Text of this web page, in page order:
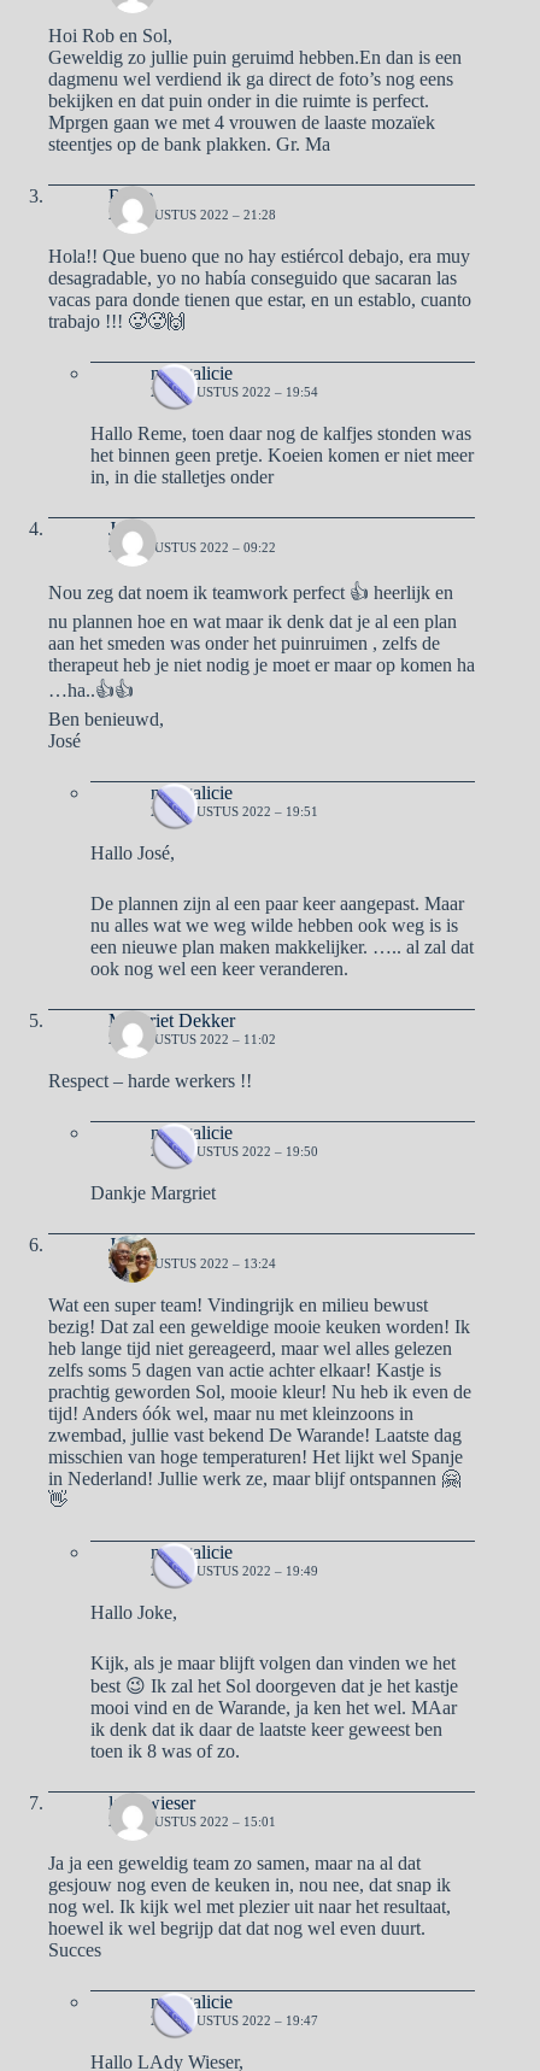
Hoi Rob en Sol,
Geweldig zo jullie puin geruimd hebben.En dan is een
dagmenu wel verdiend ik ga direct de foto’s nog eens
bekijken en dat puin onder in die ruimte is perfect.
Mprgen gaan we met 4 vrouwen de laaste mozaïek
steentjes op de bank plakken. Gr. Ma
Reme
24 AUGUSTUS 2022 – 21:28
Hola!! Que bueno que no hay estiércol debajo, era muy
desagradable, yo no había conseguido que sacaran las
vacas para donde tienen que estar, en un establo, cuanto
trabajo !!! 🥵🥵🙌
naargalicie
26 AUGUSTUS 2022 – 19:54
Hallo Reme, toen daar nog de kalfjes stonden was
het binnen geen pretje. Koeien komen er niet meer
in, in die stalletjes onder
Jose
25 AUGUSTUS 2022 – 09:22
Nou zeg dat noem ik teamwork perfect 👍 heerlijk en
nu plannen hoe en wat maar ik denk dat je al een plan
aan het smeden was onder het puinruimen , zelfs de
therapeut heb je niet nodig je moet er maar op komen ha
…ha..👍👍
Ben benieuwd,
José
naargalicie
26 AUGUSTUS 2022 – 19:51
Hallo José,
De plannen zijn al een paar keer aangepast. Maar
nu alles wat we weg wilde hebben ook weg is is
een nieuwe plan maken makkelijker. ….. al zal dat
ook nog wel een keer veranderen.
Margriet Dekker
25 AUGUSTUS 2022 – 11:02
Respect – harde werkers !!
naargalicie
26 AUGUSTUS 2022 – 19:50
Dankje Margriet
Joke
25 AUGUSTUS 2022 – 13:24
Wat een super team! Vindingrijk en milieu bewust
bezig! Dat zal een geweldige mooie keuken worden! Ik
heb lange tijd niet gereageerd, maar wel alles gelezen
zelfs soms 5 dagen van actie achter elkaar! Kastje is
prachtig geworden Sol, mooie kleur! Nu heb ik even de
tijd! Anders óók wel, maar nu met kleinzoons in
zwembad, jullie vast bekend De Warande! Laatste dag
misschien van hoge temperaturen! Het lijkt wel Spanje
in Nederland! Jullie werk ze, maar blijf ontspannen 🤗
👋
naargalicie
26 AUGUSTUS 2022 – 19:49
Hallo Joke,
Kijk, als je maar blijft volgen dan vinden we het
best 😉 Ik zal het Sol doorgeven dat je het kastje
mooi vind en de Warande, ja ken het wel. MAar
ik denk dat ik daar de laatste keer geweest ben
toen ik 8 was of zo.
lady wieser
25 AUGUSTUS 2022 – 15:01
Ja ja een geweldig team zo samen, maar na al dat
gesjouw nog even de keuken in, nou nee, dat snap ik
nog wel. Ik kijk wel met plezier uit naar het resultaat,
hoewel ik wel begrijp dat dat nog wel even duurt.
Succes
naargalicie
26 AUGUSTUS 2022 – 19:47
Hallo LAdy Wieser,